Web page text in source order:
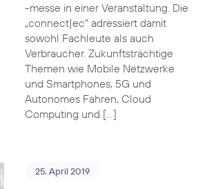
-messe in einer Veranstaltung. Die
„connect|ec“ adressiert damit
sowohl Fachleute als auch
Verbraucher. Zukunftsträchtige
Themen wie Mobile Netzwerke
und Smartphones, 5G und
Autonomes Fahren, Cloud
Computing und […]
25. April 2019